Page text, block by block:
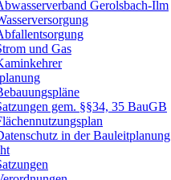
Gerolsbach-Ilm
und Gas
gem. §§34, 35 BauGB
in der Bauleitplanung